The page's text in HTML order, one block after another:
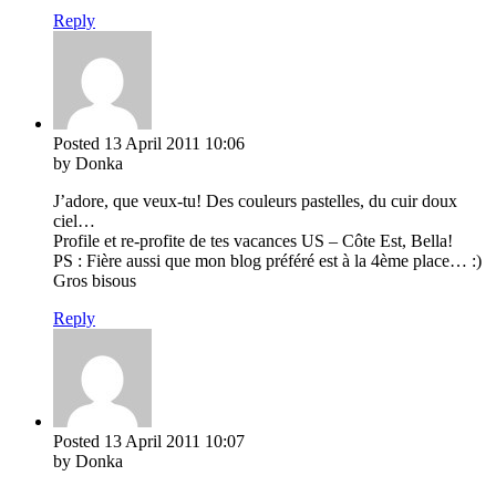
Reply
Posted 13 April 2011 10:06
by Donka
J’adore, que veux-tu! Des couleurs pastelles, du cuir doux
ciel…
Profile et re-profite de tes vacances US – Côte Est, Bella!
PS : Fière aussi que mon blog préféré est à la 4ème place… :)
Gros bisous
Reply
Posted 13 April 2011 10:07
by Donka